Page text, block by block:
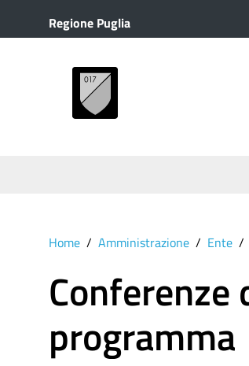
Regione Puglia
Home Amministrazione Ente
Conferenze
programma